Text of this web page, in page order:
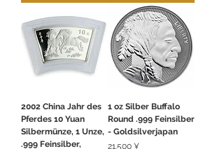
2002 China Jahr des
Pferdes 10 Yuan
Silbermünze, 1 Unze,
.999 Feinsilber,
1 oz Silber Buffalo
Round .999 Feinsilber
- Goldsilverjapan
Preis
21.500 ¥